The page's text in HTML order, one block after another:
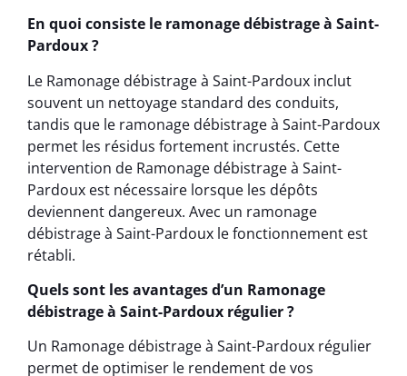
En quoi consiste le ramonage débistrage à Saint-
Pardoux ?
Le Ramonage débistrage à Saint-Pardoux inclut
souvent un nettoyage standard des conduits,
tandis que le ramonage débistrage à Saint-Pardoux
permet les résidus fortement incrustés. Cette
intervention de Ramonage débistrage à Saint-
Pardoux est nécessaire lorsque les dépôts
deviennent dangereux. Avec un ramonage
débistrage à Saint-Pardoux le fonctionnement est
rétabli.
Quels sont les avantages d’un Ramonage
débistrage à Saint-Pardoux régulier ?
Un Ramonage débistrage à Saint-Pardoux régulier
permet de optimiser le rendement de vos